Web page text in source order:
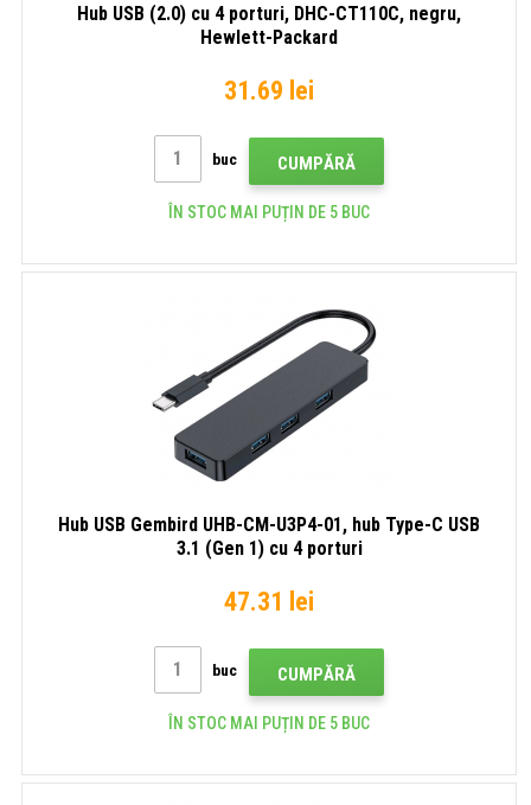
Hub USB (2.0) cu 4 porturi, DHC-CT110C, negru,
Hewlett-Packard
31.69 lei
buc CUMPĂRĂ
ÎN STOC MAI PUȚIN DE 5 BUC
Hub USB Gembird UHB-CM-U3P4-01, hub Type-C USB
3.1 (Gen 1) cu 4 porturi
47.31 lei
buc CUMPĂRĂ
ÎN STOC MAI PUȚIN DE 5 BUC